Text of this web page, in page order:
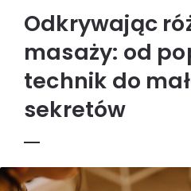
Odkrywając
masaży: od
technik do
sekretów